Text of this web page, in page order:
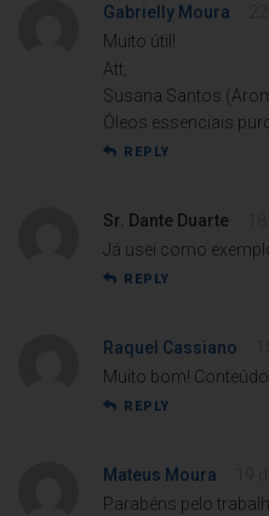
Gabrielly Moura
Muito útil!
Att,
Susana Santos
Óleos essenciais
REPLY
Sr. Dante Duarte
Já usei como
REPLY
Raquel Cassiano
Muito bom!
REPLY
Mateus Moura
Parabéns pelo